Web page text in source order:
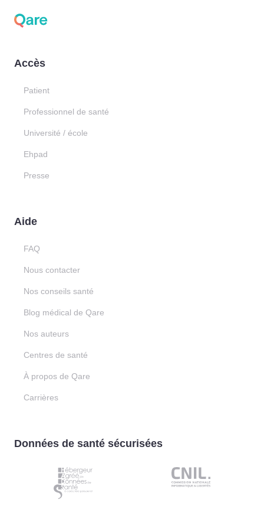
Accès
Patient
Professionnel de santé
Université / école
Ehpad
Presse
Aide
FAQ
Nous contacter
Nos conseils santé
Blog médical de Qare
Nos auteurs
Centres de santé
À propos de Qare
Carrières
Données de santé sécurisées